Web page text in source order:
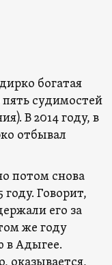
богатая
судимостей
В 2014 году, в
отбывал
потом снова
году. Говорит,
его за
же году
в Адыгее.